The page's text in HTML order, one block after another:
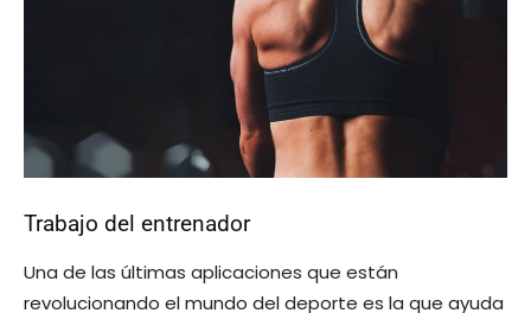
Trabajo del entrenador
Una de las últimas aplicaciones que están
revolucionando el mundo del deporte es la que ayuda